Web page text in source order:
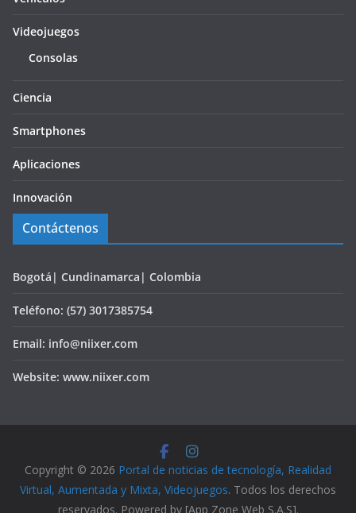
Videojuegos
Consolas
Ciencia
Smartphones
Aplicaciones
Innovación
Contáctenos
Bogotá| Cundinamarca| Colombia
Teléfono: (57) 3017385754
Email: info@niixer.com
Website: www.niixer.com
Copyright © 2026 Portal de noticias de tecnología, Realidad
Virtual, Aumentada y Mixta, Videojuegos. Todos los derechos
reservados. Powered by [App Zone Web S.A.S].